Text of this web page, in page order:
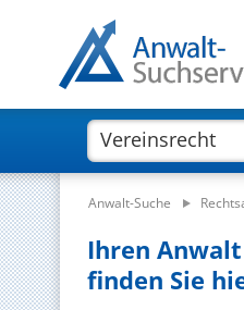
Anwalt-Suche
Ihren
finden Sie